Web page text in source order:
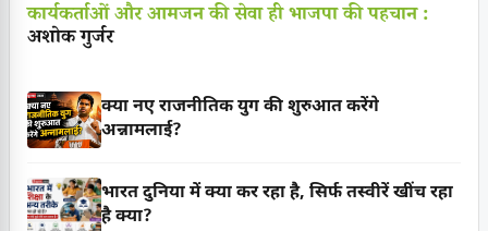
कार्यकर्ताओं और आमजन की सेवा ही भाजपा की पहचान :
अशोक गुर्जर
क्या नए राजनीतिक युग की शुरुआत करेंगे
अन्नामलाई?
भारत दुनिया में क्या कर रहा है, सिर्फ तस्वीरें खींच रहा
है क्या?